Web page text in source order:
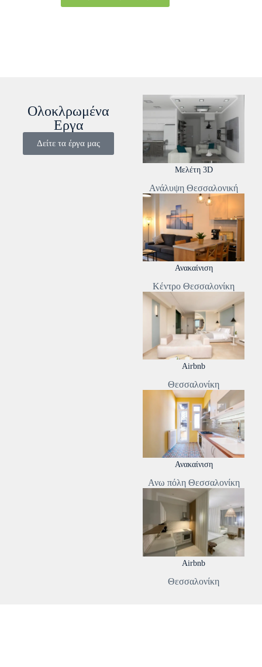
Ολοκλρωμένα
Εργα
Δείτε τα έργα μας
Μελέτη 3D
Ανάλυψη Θεσσαλονική
Ανακαίνιση
Κέντρο Θεσσαλονίκη
Airbnb
Θεσσαλονίκη
Ανακαίνιση
Ανω πόλη Θεσσαλονίκη
Airbnb
Θεσσαλονίκη